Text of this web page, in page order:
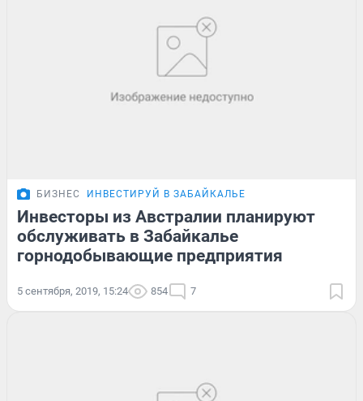
БИЗНЕС ИНВЕСТИРУЙ В ЗАБАЙКАЛЬЕ
Инвесторы из Австралии планируют
обслуживать в Забайкалье
горнодобывающие предприятия
5 сентября, 2019, 15:24 854 7